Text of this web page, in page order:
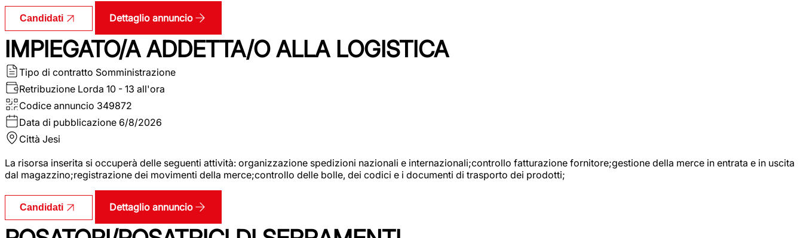
Candidati Dettaglio annuncio
IMPIEGATO/A ADDETTA/O ALLA LOGISTICA
Tipo di contratto Somministrazione
Retribuzione Lorda 10 - 13 all'ora
Codice annuncio 349872
Data di pubblicazione 6/8/2026
Città Jesi
La risorsa inserita si occuperà delle seguenti attività: organizzazione spedizioni nazionali e internazionali;controllo fatturazione fornitore;gestione della merce in entrata e in uscita
dal magazzino;registrazione dei movimenti della merce;controllo delle bolle, dei codici e i documenti di trasporto dei prodotti;
Candidati Dettaglio annuncio